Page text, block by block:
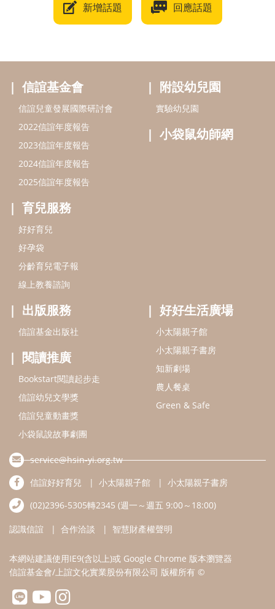
新增話題 回應話題
信誼基金會
信誼兒童發展國際研討會
2022信誼年度報告
2023信誼年度報告
2024信誼年度報告
2025信誼年度報告
育兒服務
好好育兒
好孕袋
分齡育兒電子報
線上教養諮詢
附設幼兒園
實驗幼兒園
小袋鼠幼師網
出版服務
信誼基金出版社
閱讀推廣
Bookstart閱讀起步走
信誼幼兒文學獎
信誼兒童動畫獎
小袋鼠說故事劇團
好好生活廣場
小太陽親子館
小太陽親子書房
知新劇場
農人餐桌
Green & Safe
service@hsin-yi.org.tw
信誼好好育兒
小太陽親子館
小太陽親子書房
(02)2396-5305轉2345 (週一～週五 9:00～18:00)
認識信誼 合作洽談 智慧財產權聲明
本網站建議使用IE9(含以上)或 Google Chrome 版本瀏覽器
信誼基金會/上誼文化實業股份有限公司 版權所有 ©